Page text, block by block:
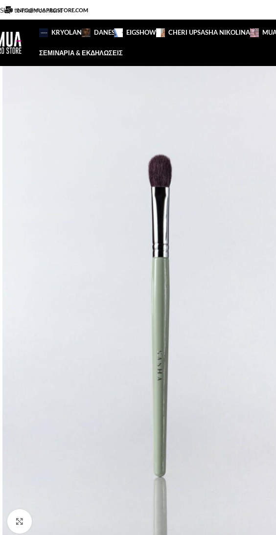
Skip to main content
INFO@MUAPROSTORE.COM
KRYOLAN DANESSA EIGSHOW CHERI UPSASHA NIKOLINA
ΣΕΜΙΝΑΡΙΑ & ΕΚΔΗΛΩΣΕΙΣ